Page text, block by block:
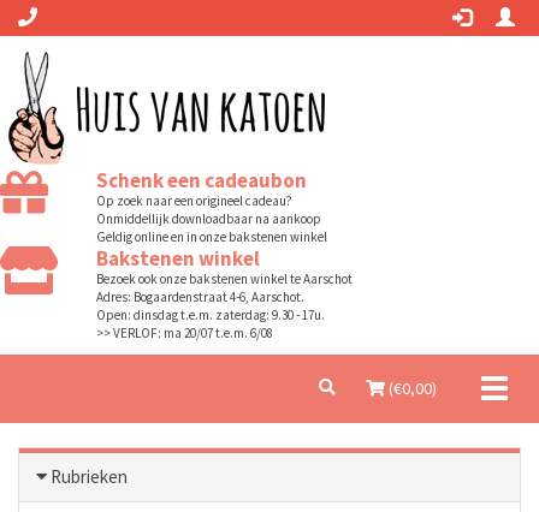
Schenk een cadeaubon
Op zoek naar een origineel cadeau?
Onmiddellijk downloadbaar na aankoop
Geldig online en in onze bakstenen winkel
Bakstenen winkel
Bezoek ook onze bakstenen winkel te Aarschot
Adres: Bogaardenstraat 4-6, Aarschot.
Open: dinsdag t.e.m. zaterdag: 9.30 - 17u.
>> VERLOF: ma 20/07 t.e.m. 6/08
(€0,00)
Rubrieken